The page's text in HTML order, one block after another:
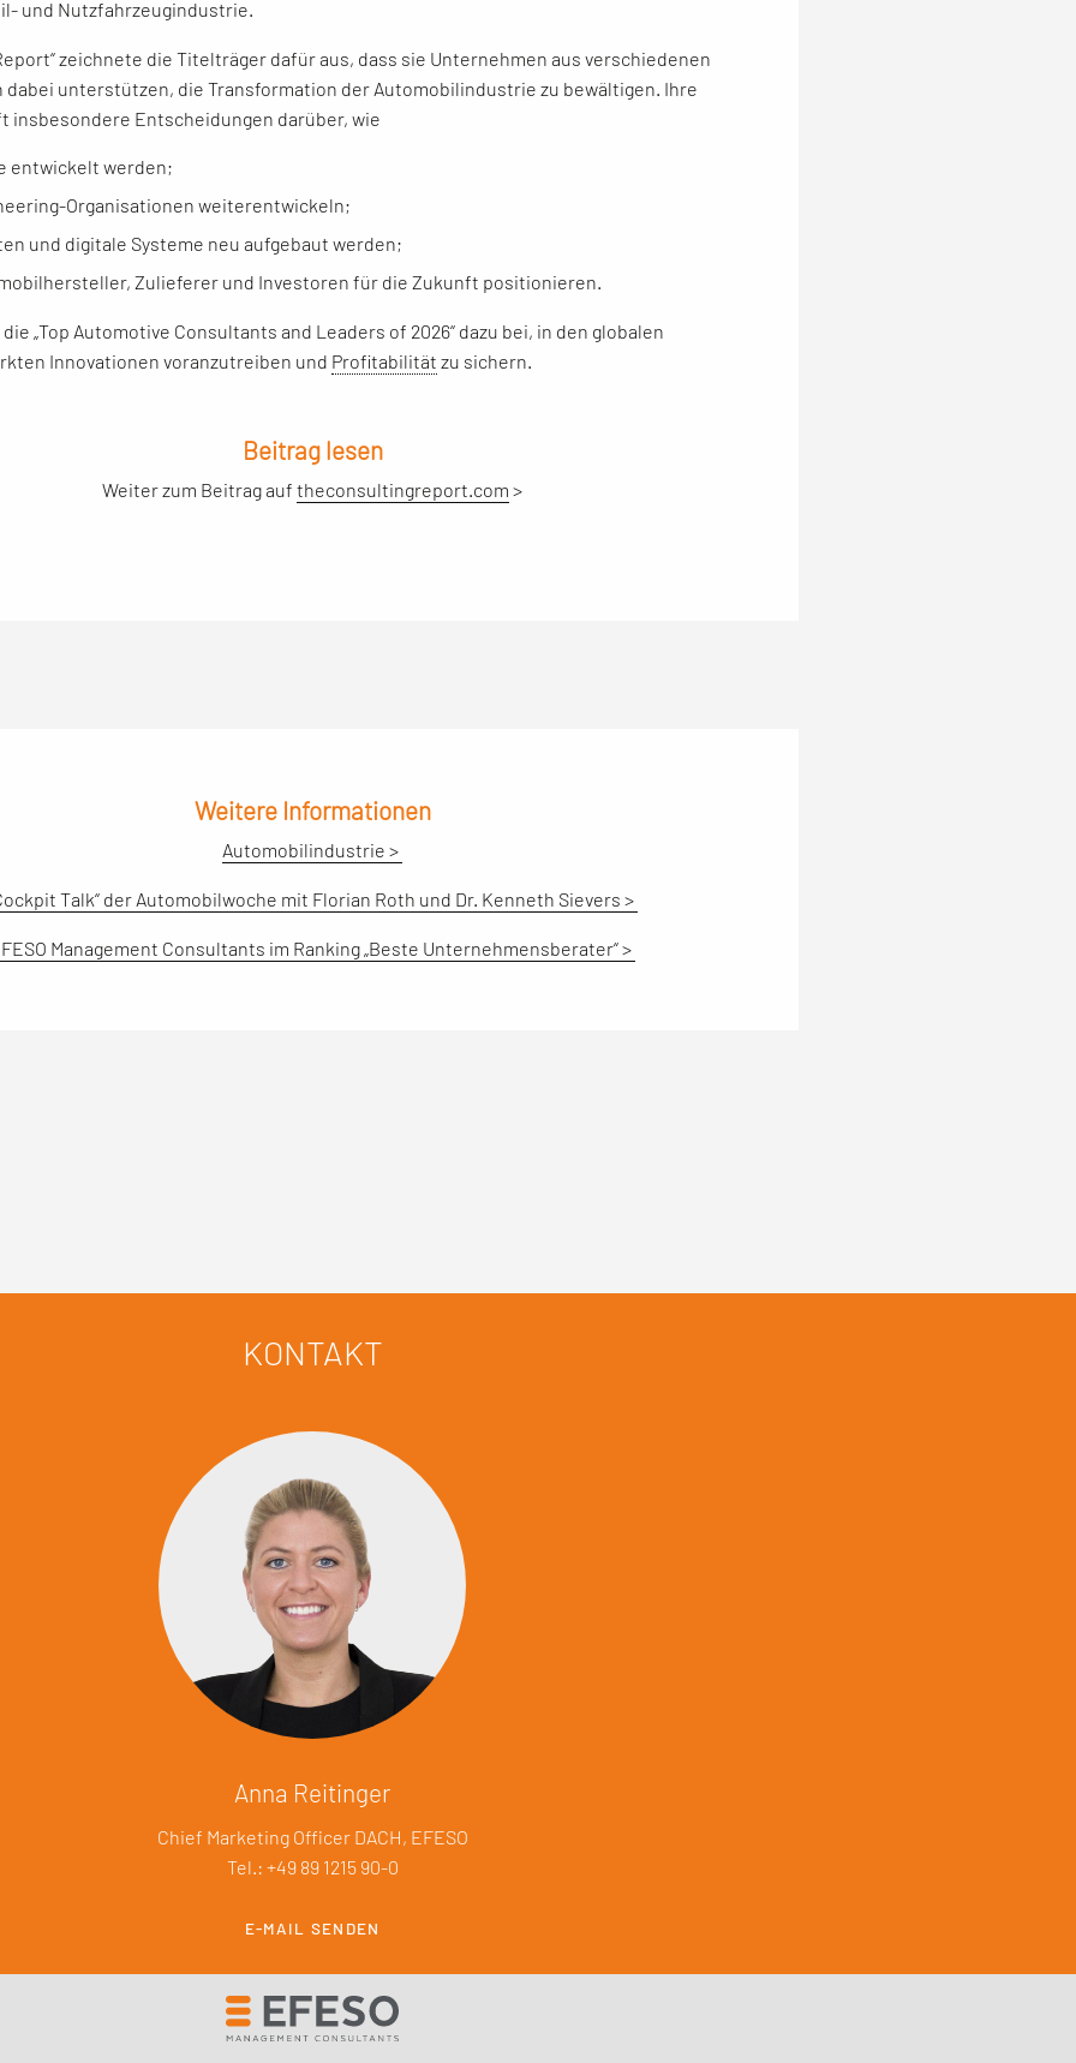
und Nutzfahrzeugindustrie.
zeichnete die Titelträger dafür aus, dass sie Unternehmen aus verschiedenen
dabei unterstützen, die Transformation der Automobilindustrie zu bewältigen. Ihre
insbesondere Entscheidungen darüber, wie
entwickelt werden;
Organisationen weiterentwickeln;
und digitale Systeme neu aufgebaut werden;
Zulieferer und Investoren für die Zukunft positionieren.
„Top Automotive Consultants and Leaders of 2026“ dazu bei, in den globalen
Innovationen voranzutreiben und Profitabilität zu sichern.
Beitrag lesen
Weiter zum Beitrag auf theconsultingreport.com >
Weitere Informationen
Automobilindustrie >
Talk“ der Automobilwoche mit Florian Roth und Dr. Kenneth Sievers >
Management Consultants im Ranking „Beste Unternehmensberater“ >
KONTAKT
Anna Reitinger
Chief Marketing Officer DACH, EFESO
Tel.: +49 89 1215 90-0
E-MAIL SENDEN